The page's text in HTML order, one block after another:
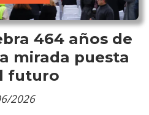
464 años de
mirada puesta
futuro
2026